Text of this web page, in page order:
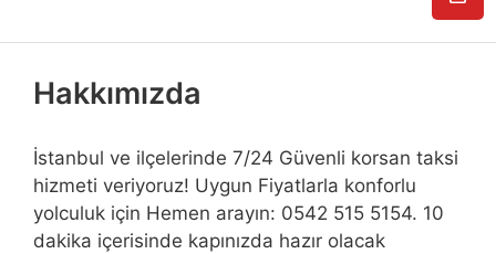
Hakkımızda
İstanbul ve ilçelerinde 7/24 Güvenli korsan taksi
hizmeti veriyoruz! Uygun Fiyatlarla konforlu
yolculuk için Hemen arayın: 0542 515 5154. 10
dakika içerisinde kapınızda hazır olacak